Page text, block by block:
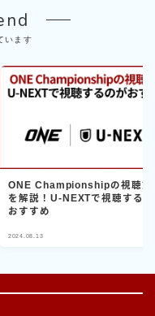
います
ONE Championshipの視聴方
を解説！U-NEXTで視聴する
おすすめ
2024.08.13